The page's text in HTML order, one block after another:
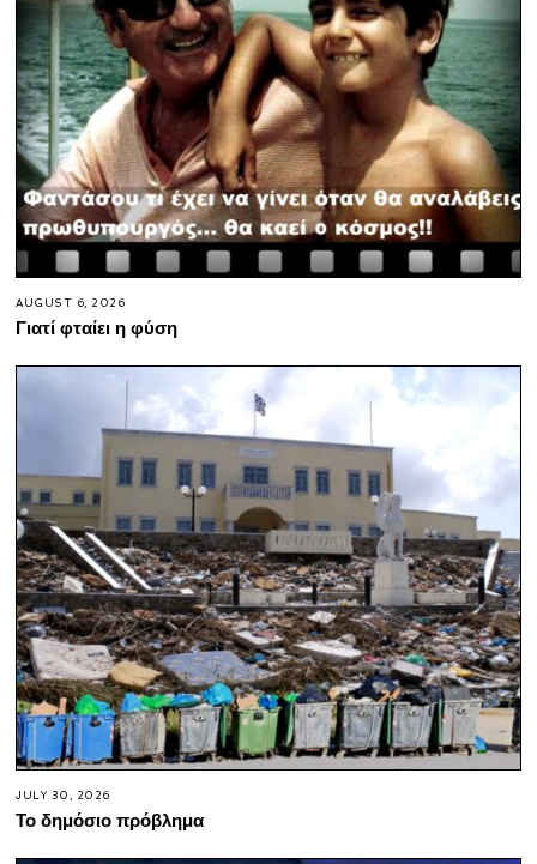
AUGUST 6, 2026
Γιατί φταίει η φύση
JULY 30, 2026
Το δημόσιο πρόβλημα